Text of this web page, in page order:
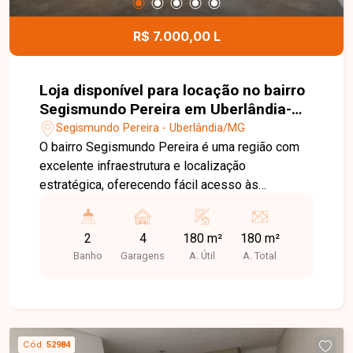
R$ 7.000,00 L
Loja disponível para locação no bairro
Segismundo Pereira em Uberlândia-
MG.Segismundo Pereira - Uberlândia/MG
O bairro Segismundo Pereira é uma região com
excelente infraestrutura e localização
estratégica, oferecendo fácil acesso às
fluxo de pessoas e veículos, além de ampla
variedade de comércios e serviços, é uma
excelente opção para empresas que buscam
banheiros adaptados para acessibilidade, pia, pé-
2
Banho
4
Garagens
180 m²
A. Útil
180 m²
A. Total
Cód. 52984